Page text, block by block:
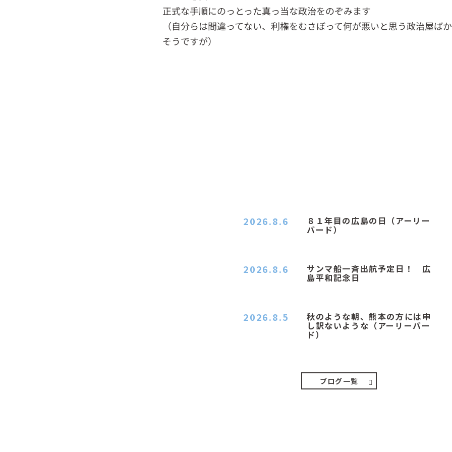
正式な手順にのっとった真っ当な政治をのぞみます
（自分らは間違ってない、利権をむさぼって何が悪いと思う政治屋ば
そうですが）
８１年目の広島の日（アーリー
バード）
2026.8.6
サンマ船一斉出航予定日！ 広
島平和記念日
2026.8.6
秋のような朝、熊本の方には申
し訳ないような（アーリーバー
ド）
2026.8.5
ブログ一覧